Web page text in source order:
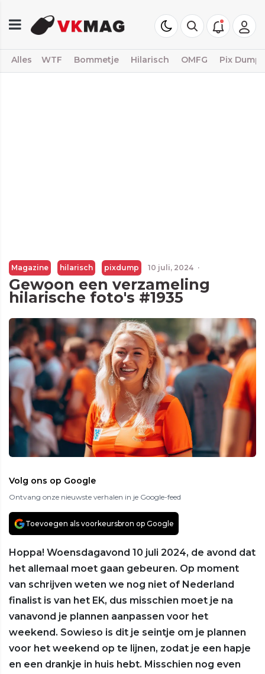
Alles WTF Bommetje Hilarisch OMFG Pix Dump
Magazine hilarisch pixdump 10 juli, 2024 ·
Gewoon een verzameling
hilarische foto's #1935
Volg ons op Google
Ontvang onze nieuwste verhalen in je Google-feed
Toevoegen als voorkeursbron op Google
Hoppa! Woensdagavond 10 juli 2024, de avond dat
het allemaal moet gaan gebeuren. Op moment
van schrijven weten we nog niet of Nederland
finalist is van het EK, dus misschien moet je na
vanavond je plannen aanpassen voor het
weekend. Sowieso is dit je seintje om je plannen
voor het weekend op te lijnen, zodat je een hapje
en een drankje in huis hebt. Misschien nog even